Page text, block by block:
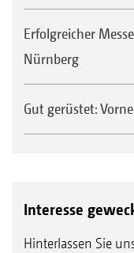
Erfolgreicher
Nürnberg
Gut gerüstet:
Interesse
Hinterlassen Sie